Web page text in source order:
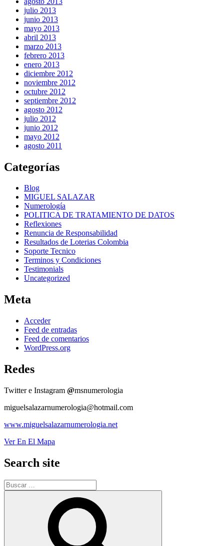
julio 2013
junio 2013
mayo 2013
abril 2013
marzo 2013
febrero 2013
enero 2013
diciembre 2012
noviembre 2012
octubre 2012
septiembre 2012
agosto 2012
julio 2012
junio 2012
mayo 2012
agosto 2011
Categorías
Blog
MIGUEL SALAZAR
Numerología
POLITICA DE TRATAMIENTO DE DATOS
Reflexiones
Renuncia de Responsabilidad
Resultados de Loterias Colombia
Soporte Tecnico
Terminos y Condiciones
Testimonials
Uncategorized
Meta
Acceder
Feed de entradas
Feed de comentarios
WordPress.org
Redes
Twitter e Instagram @msnumerologia
miguelsalazarnumerologia@hotmail.com
www.miguelsalazarnumerologia.net
Ver En El Mapa
Search site
Buscar
por: